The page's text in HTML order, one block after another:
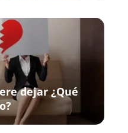
dejar ¿Qué